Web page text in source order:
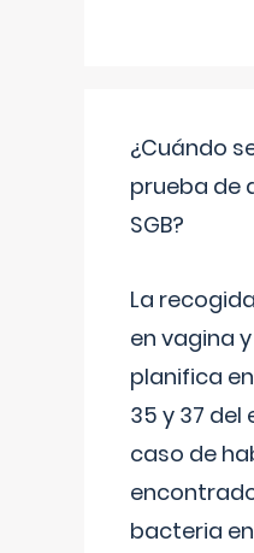
¿Cuándo
prueba de
SGB?
La
en vagina
planifica
35 y 37 del
caso de
bacteria